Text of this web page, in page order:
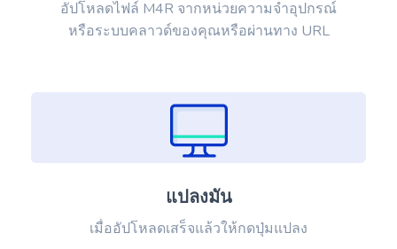
อัปโหลดไฟล์ M4R จากหน่วยความจำอุปกรณ์
หรือระบบคลาวด์ของคุณหรือผ่านทาง URL
แปลงมัน
เมื่ออัปโหลดเสร็จแล้วให้กดปุ่มแปลง